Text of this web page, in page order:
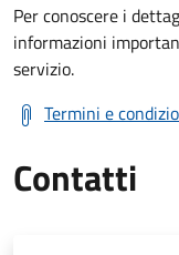
Per conoscere i
informazioni
servizio.
Termini e
Contatti